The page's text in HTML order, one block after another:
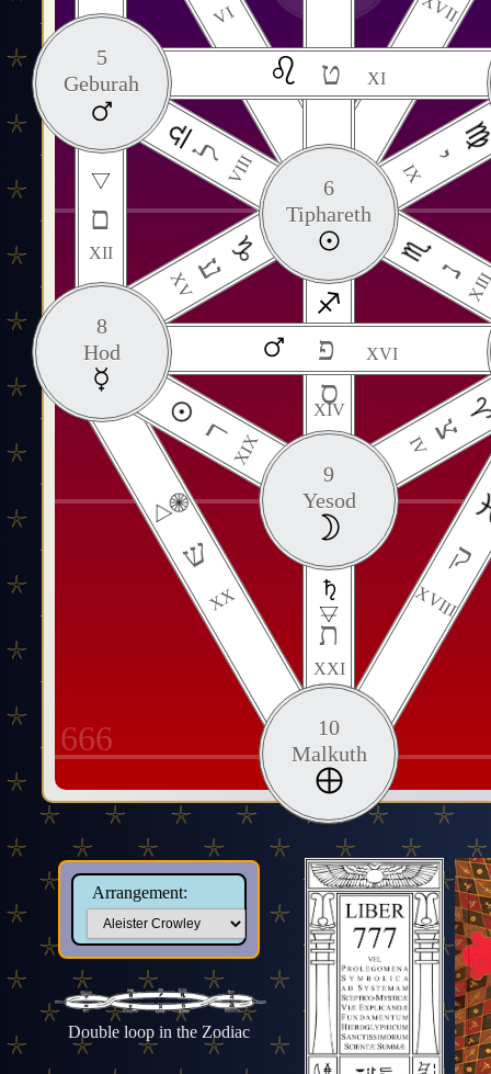
666
XVII
VI
י
IX
ל
VIII
ט XI
5
Geburah
ם
XII
6
Tiphareth
נ ע
XV
ס
XIV
8
Hod
פ XVI
רXIX
צ
IV
ק
XVIII
ש
XX
9
Yesod
ת
XXI
10
Malkuth
Arrangement:
Double loop in the Zodiac